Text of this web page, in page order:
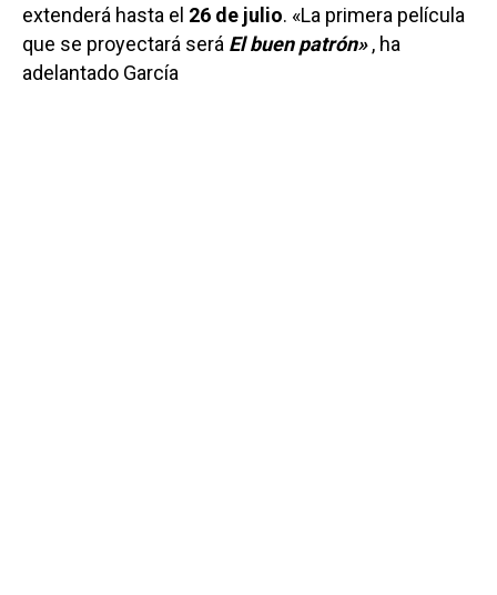
extenderá hasta el 26 de julio. «La primera película
que se proyectará será El buen patrón», ha
adelantado García